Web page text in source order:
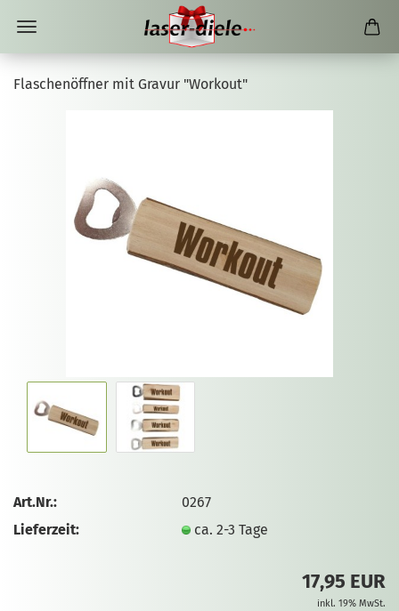
Flaschenöffner mit Gravur "Workout"
Art.Nr.:
0267
Lieferzeit:
ca. 2-3 Tage
17,95 EUR
inkl. 19% MwSt.